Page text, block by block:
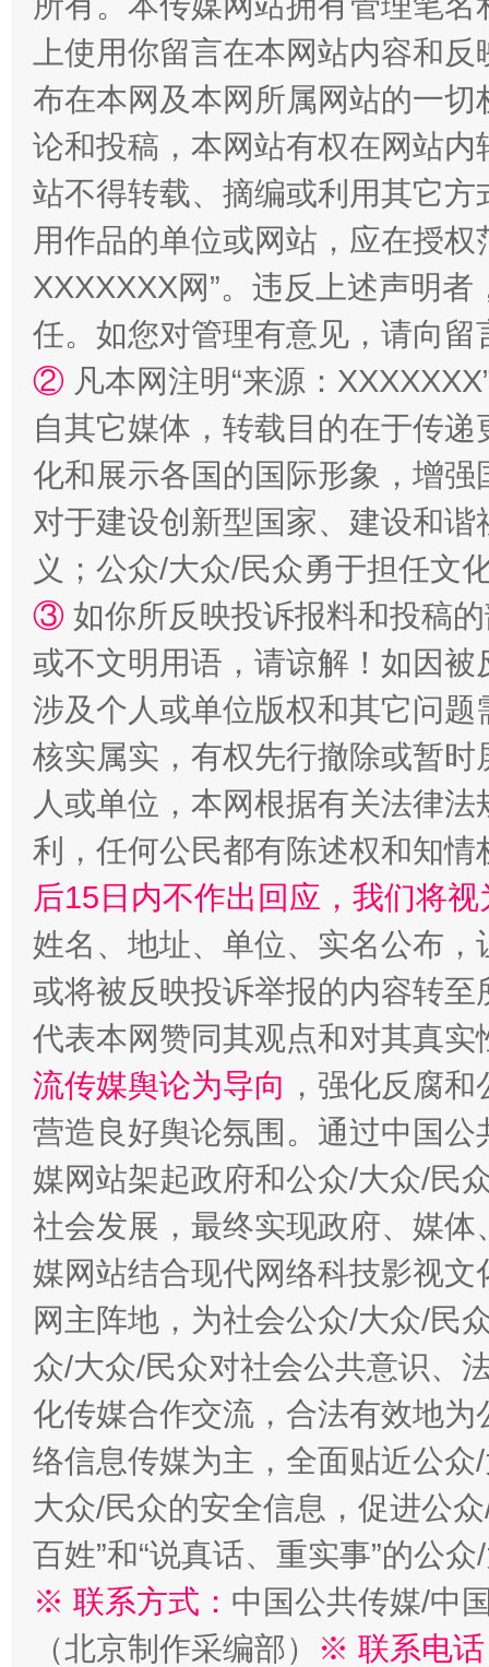
镜头丨大暑三秋近 山西：
如何以同查同治破解风腐交织难题 养老服
一颗心始终滚烫 还
法徽映军营 权益有保障
一批国家标准开始实施 从
上使用你留言在本网站内容和
布在本网及本网所属网站的一
论和投稿，本网站有权在网站
站不得转载、摘编或利用其它
用作品的单位或网站，应在授
XXXXXXX网”。违反上述声明
任。如您对管理有意见，请向
② 凡本网注明“来源：
自其它媒体，转载目的在于传
化和展示各国的国际形象，增
对于建设创新型国家、建设和
义；公众/大众/民众勇于担任文
③ 如你所反映投诉报料和投稿
或不文明用语，请谅解！如因
涉及个人或单位版权和其它问题
核实属实，有权先行撤除或暂
人或单位，本网根据有关法律
利，任何公民都有陈述权和知情
后15日内不作出回应，我们将
姓名、地址、单位、实名公布
或将被反映投诉举报的内容转
代表本网赞同其观点和对其真实
流传媒舆论为导向 ，强化反腐
营造良好舆论氛围。通过中国
媒网站架起政府和公众/大众/民
社会发展，最终实现政府、媒
媒网站结合现代网络科技影视
网主阵地，为社会公众/大众/民
众/大众/民众对社会公共意识、
化传媒合作交流，合法有效地
络信息传媒为主，全面贴近公
大众/民众的安全信息，促进公
百姓”和“说真话、重实事”的公
※ 联系方式： 中国公共传媒/中
（北京制作采编部）
※ 联系电